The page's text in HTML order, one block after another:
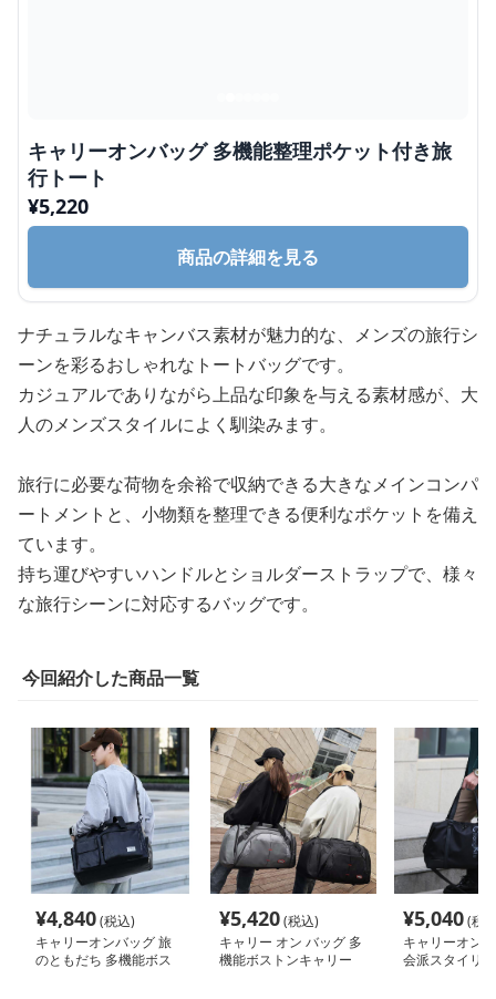
キャリーオンバッグ 多機能整理ポケット付き旅
行トート
¥5,220
商品の詳細を見る
ナチュラルなキャンバス素材が魅力的な、メンズの旅行シ
ーンを彩るおしゃれなトートバッグです。
カジュアルでありながら上品な印象を与える素材感が、大
人のメンズスタイルによく馴染みます。
旅行に必要な荷物を余裕で収納できる大きなメインコンパ
ートメントと、小物類を整理できる便利なポケットを備え
ています。
持ち運びやすいハンドルとショルダーストラップで、様々
な旅行シーンに対応するバッグです。
今回紹介した商品一覧
¥4,840(税込)
キャリーオンバッグ 旅
のともだち 多機能ボス
¥5,420(税込)
キャリー オン バッグ 多
機能ボストンキャリー
¥5,040(税
キャリーオン
会派スタイリ